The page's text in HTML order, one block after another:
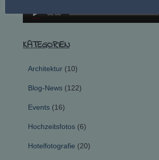
a
r
00:00
KATEGORIEN
Architektur (10)
Blog-News (122)
Events (16)
Hochzeitsfotos (6)
Hotelfotografie (20)